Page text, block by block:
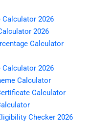
Calculator 2026
2026
Calculator
Calculator 2026
Calculator
Calculator
Checker 2026